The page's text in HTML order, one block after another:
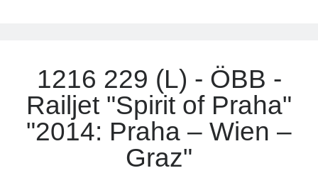
1216 229 (L) - ÖBB -
Railjet "Spirit of Praha"
"2014: Praha – Wien –
Graz"